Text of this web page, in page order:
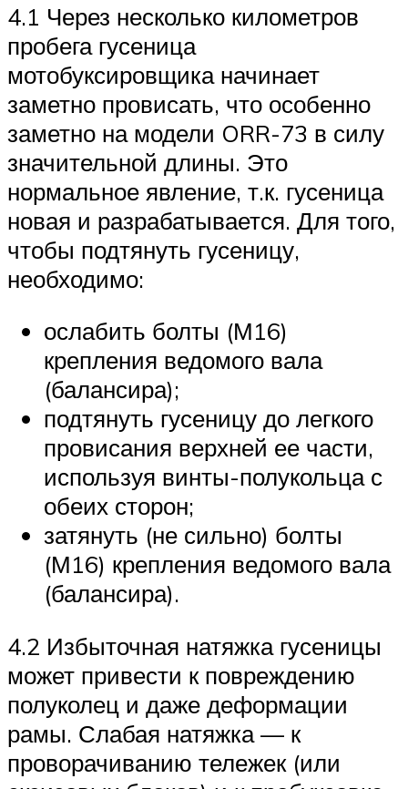
4.1 Через несколько километров
пробега гусеница
мотобуксировщика начинает
заметно провисать, что особенно
заметно на модели ORR-73 в силу
значительной длины. Это
нормальное явление, т.к. гусеница
новая и разрабатывается. Для того,
чтобы подтянуть гусеницу,
необходимо:
ослабить болты (М16)
крепления ведомого вала
(балансира);
подтянуть гусеницу до легкого
провисания верхней ее части,
используя винты-полукольца с
обеих сторон;
затянуть (не сильно) болты
(М16) крепления ведомого вала
(балансира).
4.2 Избыточная натяжка гусеницы
может привести к повреждению
полуколец и даже деформации
рамы. Слабая натяжка — к
проворачиванию тележек (или